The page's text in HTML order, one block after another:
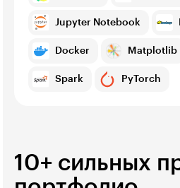
Jupyter Notebook
Docker Matplotlib
Spark PyTorch
10+ сильных